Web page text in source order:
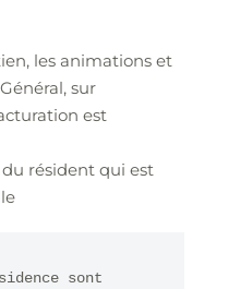
les animations et
sur
est
résident qui est
sont